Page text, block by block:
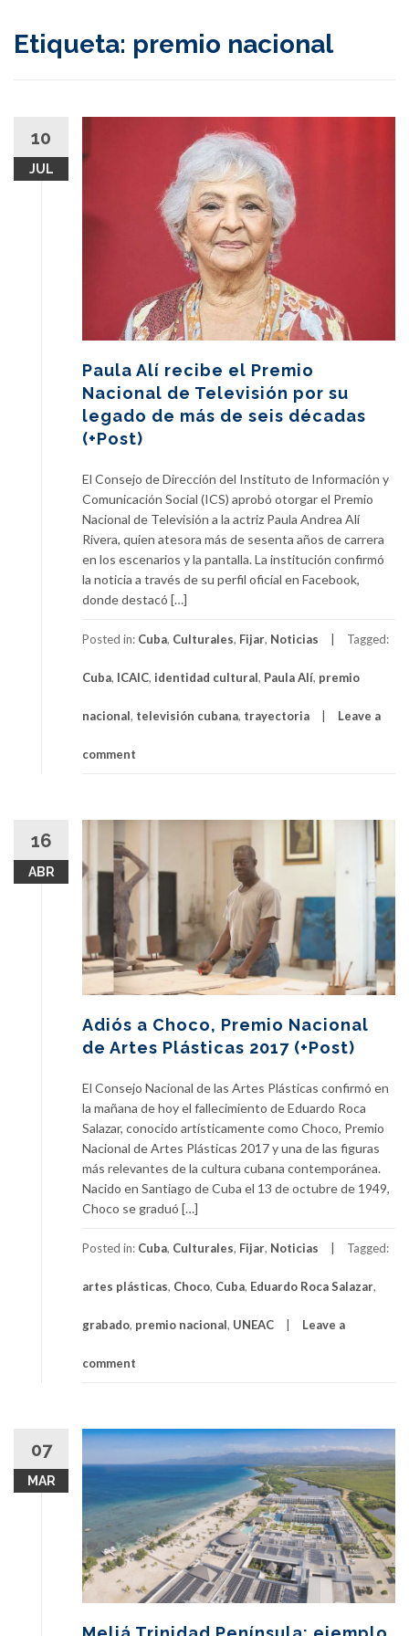
Etiqueta: premio nacional
10
JUL
Paula Alí recibe el Premio
Nacional de Televisión por su
legado de más de seis décadas
(+Post)
El Consejo de Dirección del Instituto de Información y
Comunicación Social (ICS) aprobó otorgar el Premio
Nacional de Televisión a la actriz Paula Andrea Alí
Rivera, quien atesora más de sesenta años de carrera
en los escenarios y la pantalla. La institución confirmó
la noticia a través de su perfil oficial en Facebook,
donde destacó […]
Posted in: Cuba, Culturales, Fijar, Noticias Tagged:
Cuba, ICAIC, identidad cultural, Paula Alí, premio
nacional, televisión cubana, trayectoria Leave a
comment
16
ABR
Adiós a Choco, Premio Nacional
de Artes Plásticas 2017 (+Post)
El Consejo Nacional de las Artes Plásticas confirmó en
la mañana de hoy el fallecimiento de Eduardo Roca
Salazar, conocido artísticamente como Choco, Premio
Nacional de Artes Plásticas 2017 y una de las figuras
más relevantes de la cultura cubana contemporánea.
Nacido en Santiago de Cuba el 13 de octubre de 1949,
Choco se graduó […]
Posted in: Cuba, Culturales, Fijar, Noticias Tagged:
artes plásticas, Choco, Cuba, Eduardo Roca Salazar,
grabado, premio nacional, UNEAC Leave a
comment
07
MAR